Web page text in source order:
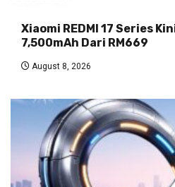
Xiaomi REDMI 17 Series
7,500mAh Dari RM669
August 8, 2026